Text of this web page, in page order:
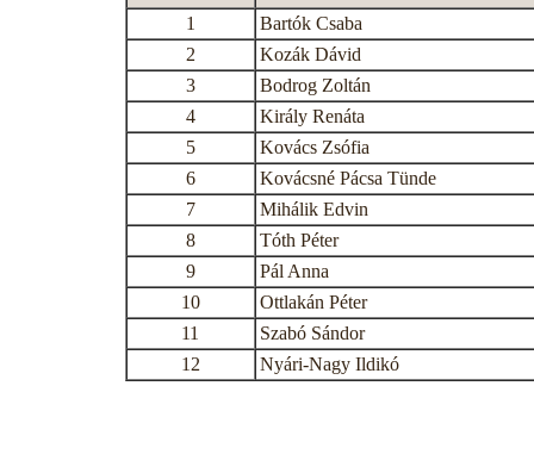
1
Bartók Csaba
2
Kozák Dávid
3
Bodrog Zoltán
4
Király Renáta
5
Kovács Zsófia
6
Kovácsné Pácsa Tünde
7
Mihálik Edvin
8
Tóth Péter
9
Pál Anna
10
Ottlakán Péter
11
Szabó Sándor
12
Nyári-Nagy Ildikó